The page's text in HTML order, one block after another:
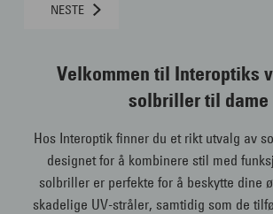
NESTE
Velkommen til Interoptiks
solbriller til dame
Hos Interoptik finner du et rikt utvalg av
designet for å kombinere stil med
solbriller er perfekte for å beskytte dine
skadelige UV-stråler, samtidig som de